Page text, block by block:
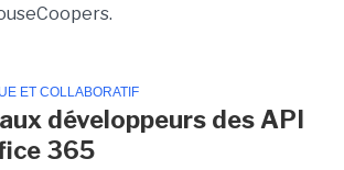
ET COLLABORATIF
développeurs des API
365